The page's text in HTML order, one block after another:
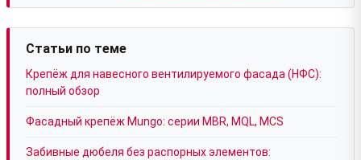
Статьи по теме
Крепёж для навесного вентилируемого фасада (НФС):
полный обзор
Фасадный крепёж Mungo: серии MBR, MQL, MCS
Забивные дюбеля без распорных элементов: